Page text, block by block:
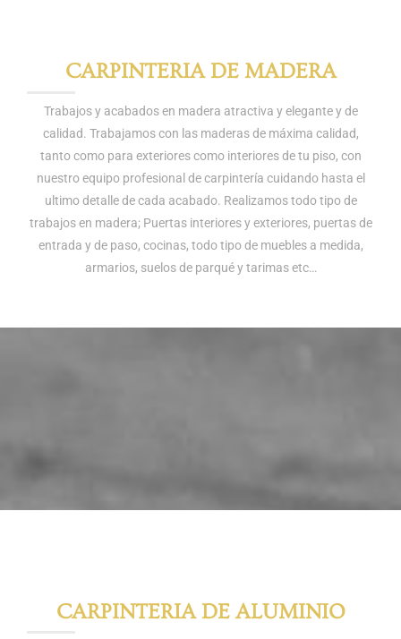
CARPINTERIA DE MADERA
Trabajos y acabados en madera atractiva y elegante y de
calidad. Trabajamos con las maderas de máxima calidad,
tanto como para exteriores como interiores de tu piso, con
nuestro equipo profesional de carpintería cuidando hasta el
ultimo detalle de cada acabado. Realizamos todo tipo de
trabajos en madera; Puertas interiores y exteriores, puertas de
entrada y de paso, cocinas, todo tipo de muebles a medida,
armarios, suelos de parqué y tarimas etc…
CARPINTERIA DE ALUMINIO